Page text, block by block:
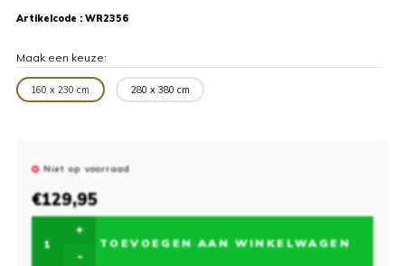
Artikelcode : WR2356
Maak een keuze:
160 x 230 cm 280 x 380 cm
Niet op voorraad
€129,95
+
-
TOEVOEGEN AAN WINKELWAGEN